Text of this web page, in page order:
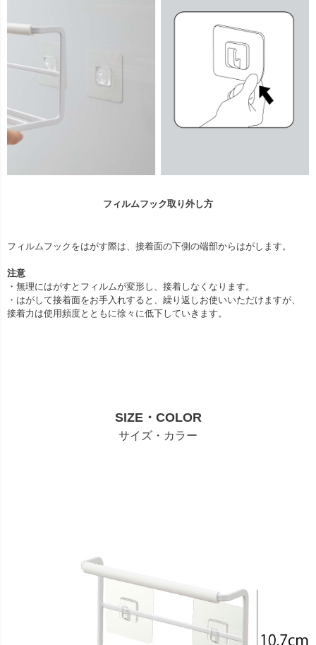
フィルムフック取り外し方
フィルムフックをはがす際は、接着面の下側の端部からはがします。
注意
・無理にはがすとフィルムが変形し、接着しなくなります。
・はがして接着面をお手入れすると、繰り返しお使いいただけますが、
接着力は使用頻度とともに徐々に低下していきます。
SIZE・COLOR
サイズ・カラー